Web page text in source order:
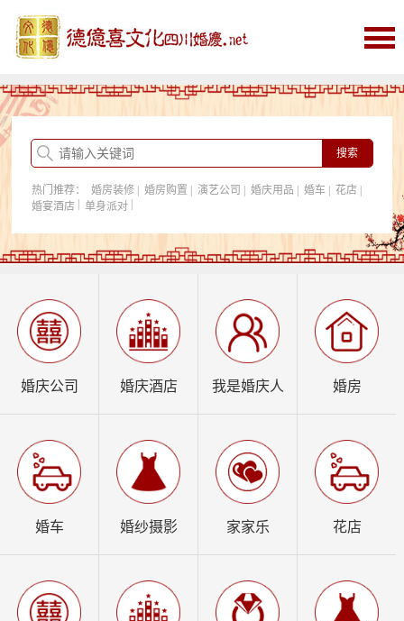
首页
婚庆
婚庆酒店
婚房购置
我是婚庆人
热门推荐： 婚房装修| 婚房购置 演艺公司 婚庆用品 婚车| 花店|
婚宴酒店| 单身派对|
婚庆公司 婚庆酒店 我是婚庆人 婚房
婚车 婚纱摄影 家家乐 花店